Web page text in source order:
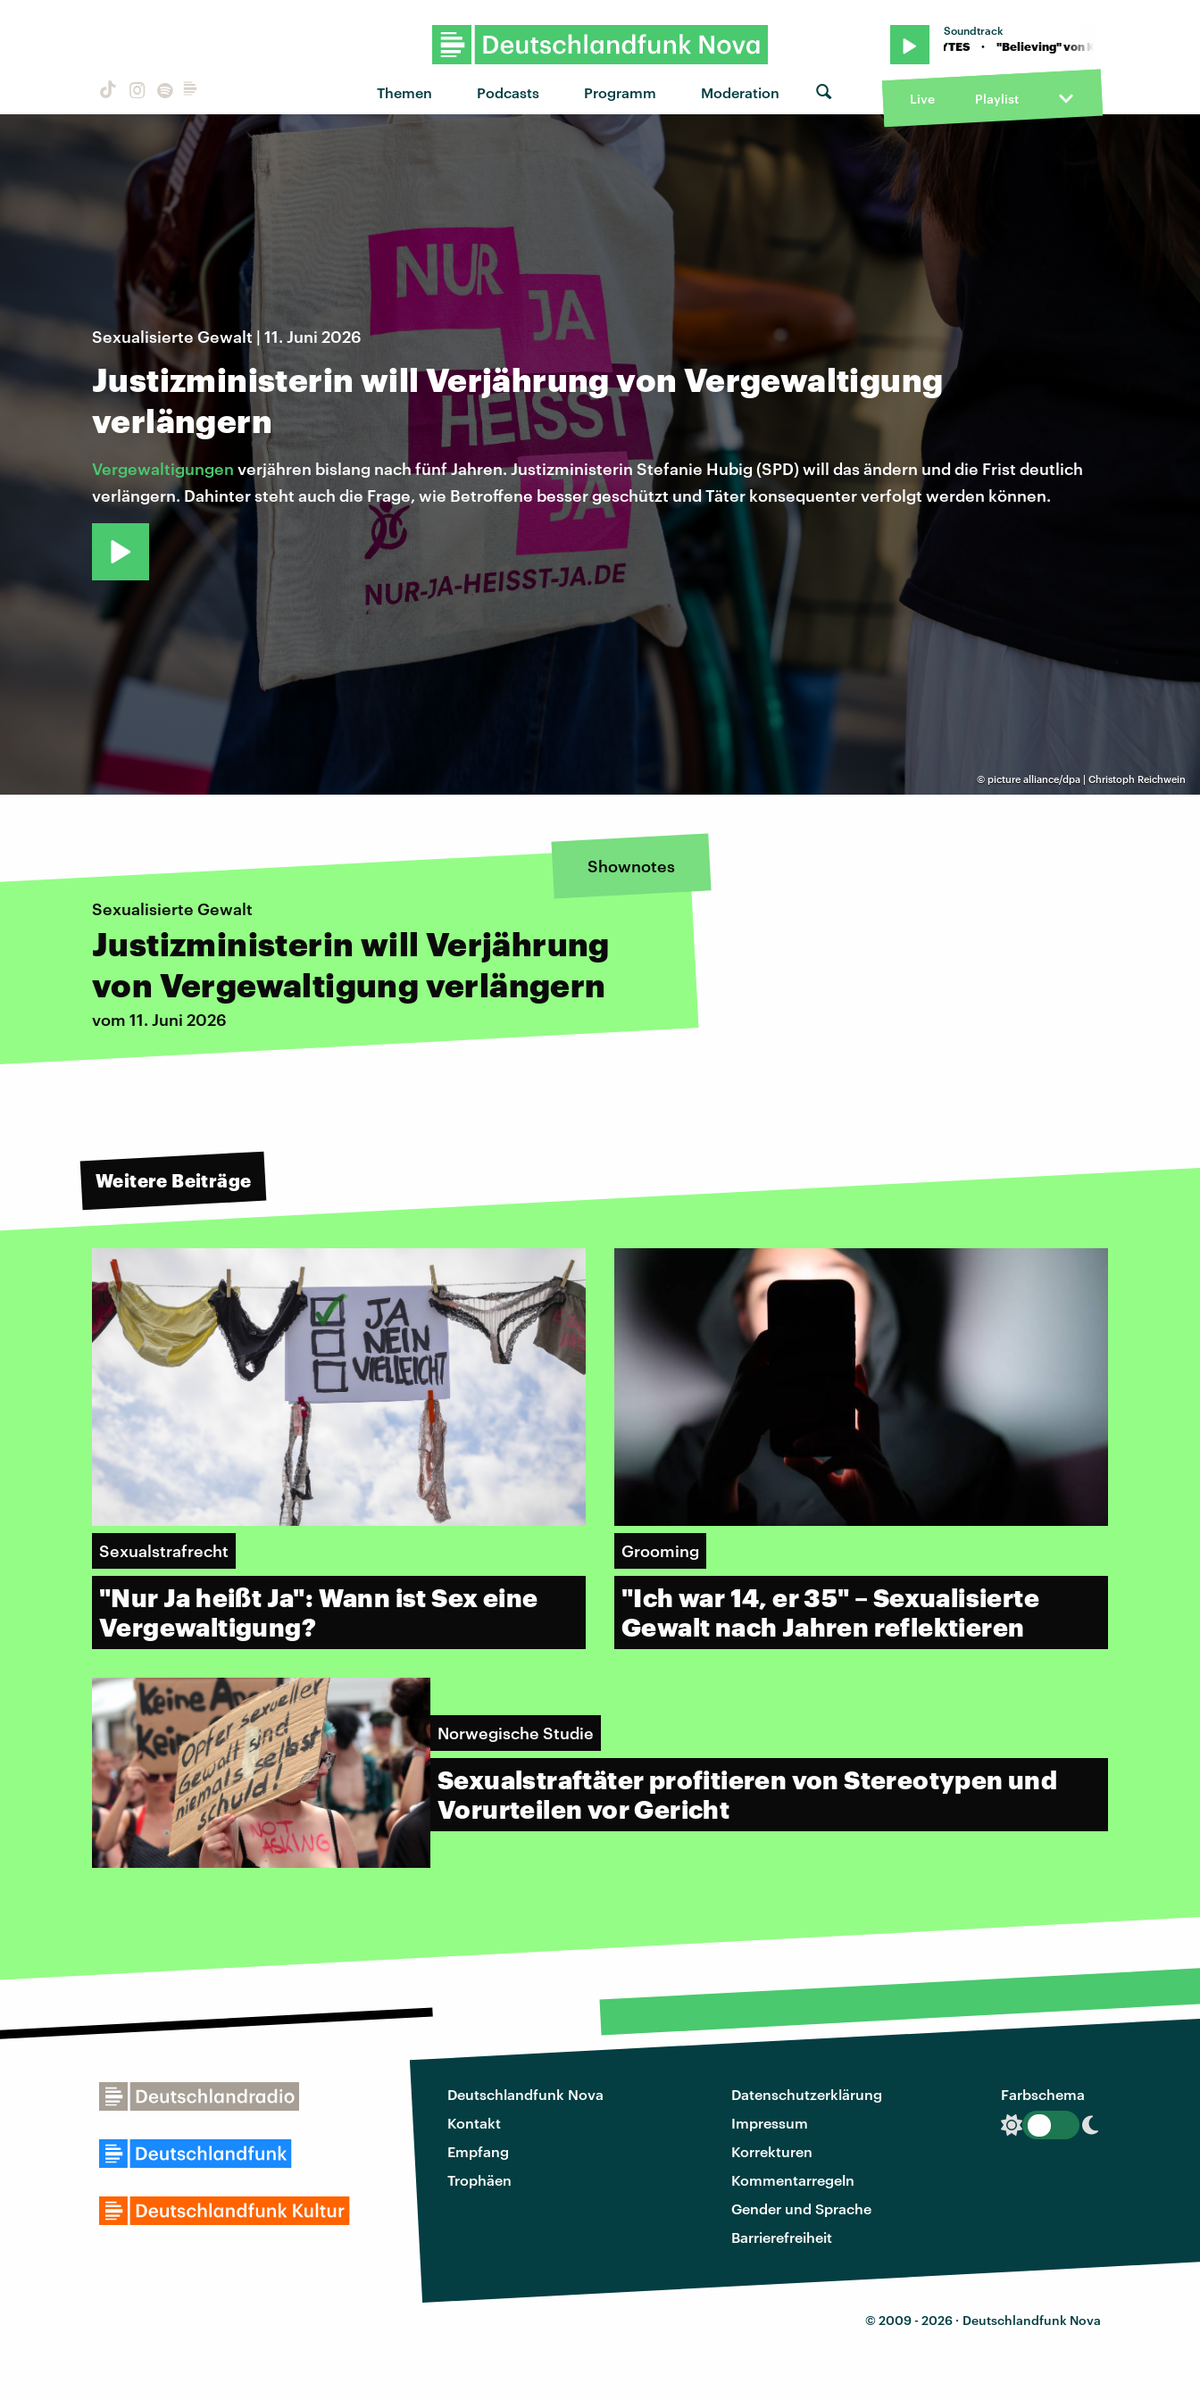
Themen Podcasts Programm Moderation
Soundtrack
"Believing" von KYTES · "Believing" von KYTES · "Believing" von KYTES
Live Playlist
© picture alliance/dpa | Christoph Reichwein
Sexualisierte Gewalt | 11. Juni 2026
Justizministerin will Verjährung von Vergewaltigung
verlängern
Vergewaltigungen verjähren bislang nach fünf Jahren. Justizministerin Stefanie Hubig (SPD) will das ändern und die Frist deutlich
verlängern. Dahinter steht auch die Frage, wie Betroffene besser geschützt und Täter konsequenter verfolgt werden können.
Shownotes
Sexualisierte Gewalt
Justizministerin will Verjährung
von Vergewaltigung verlängern
vom 11. Juni 2026
Weitere Beiträge
Sexualstrafrecht
"Nur Ja heißt Ja": Wann ist Sex eine
Vergewaltigung?
Grooming
"Ich war 14, er 35" – Sexualisierte
Gewalt nach Jahren reflektieren
Norwegische Studie
Sexualstraftäter profitieren von Stereotypen und
Vorurteilen vor Gericht
Deutschlandfunk Nova
Kontakt
Empfang
Trophäen
Datenschutzerklärung
Impressum
Korrekturen
Kommentarregeln
Gender und Sprache
Barrierefreiheit
Farbschema
© 2009 - 2026 · Deutschlandfunk Nova